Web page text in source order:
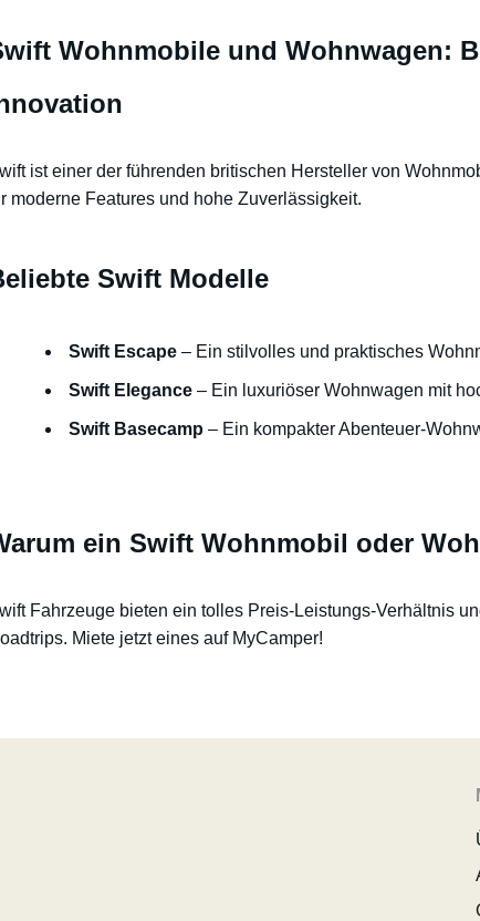
Wohnmobile und Wohnwagen:
ist einer der führenden britischen Hersteller von
moderne Features und hohe Zuverlässigkeit.
Swift Modelle
Swift Escape – Ein stilvolles und praktisches
Swift Elegance – Ein luxuriöser Wohnwagen mit
Swift Basecamp – Ein kompakter Abenteuer-
ein Swift Wohnmobil oder
Fahrzeuge bieten ein tolles Preis-Leistungs-Verhältnis
Miete jetzt eines auf MyCamper!